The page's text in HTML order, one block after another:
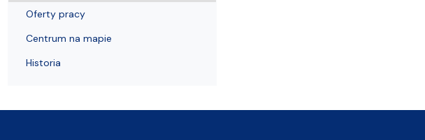
Oferty pracy
Centrum na mapie
Historia